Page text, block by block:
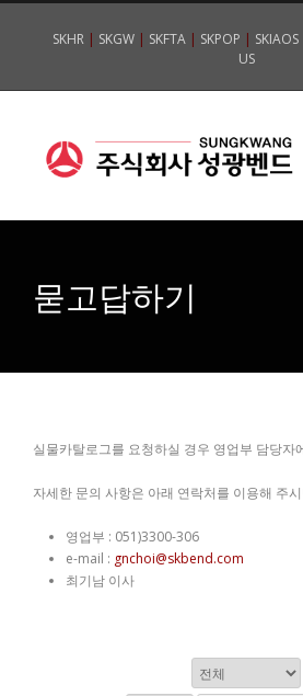
SKHR| SKGW| SKFTA| SKPOP | SKIAOS
US
묻고답하기
실물카탈로그를 요청하실 경우 영업부 담당자
자세한 문의 사항은 아래 연락처를 이용해 주
영업부 : 051)3300-306
e-mail : gnchoi@skbend.com
최기남 이사